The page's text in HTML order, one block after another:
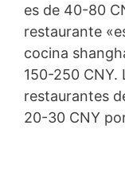
es de 40-80
restaurante
cocina
150-250 CNY.
restaurantes
20-30 CNY